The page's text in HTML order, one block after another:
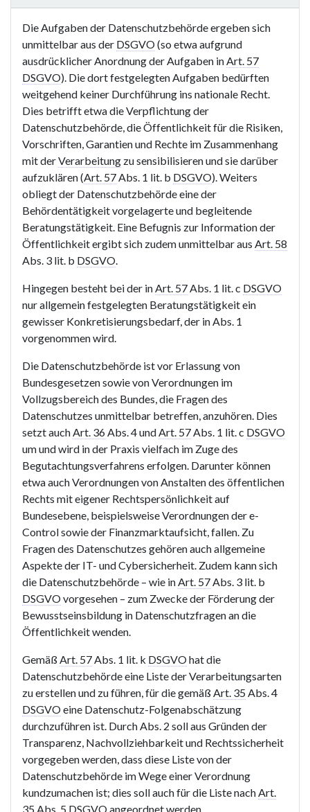
Die Aufgaben der Datenschutzbehörde ergeben sich
unmittelbar aus der DSGVO(so etwa aufgrund
ausdrücklicher Anordnung der Aufgaben inArt. 57
DSGVO). Die dort festgelegten Aufgaben bedürften
weitgehend keiner Durchführung ins nationale Recht.
Dies betrifft etwa die Verpflichtung der
Datenschutzbehörde, die Öffentlichkeit für die Risiken,
Vorschriften, Garantien und Rechte im Zusammenhang
mit derVerarbeitung zu sensibilisieren und sie darüber
aufzuklären (Art. 57Abs. 1 lit. b DSGVO). Weiters
obliegt der Datenschutzbehörde eine der
Behördentätigkeit vorgelagerte und begleitende
Beratungstätigkeit. Eine Befugnis zur Information der
Öffentlichkeit ergibt sich zudem unmittelbar aus Art. 58
Abs. 3 lit. b DSGVO.
Hingegen besteht bei der inArt. 57Abs. 1 lit. c DSGVO
nur allgemein festgelegten Beratungstätigkeit ein
gewisser Konkretisierungsbedarf, der in Abs. 1
vorgenommen wird.
Die Datenschutzbehörde ist vor Erlassung von
Bundesgesetzen sowie von Verordnungen im
Vollzugsbereich des Bundes, die Fragen des
Datenschutzes unmittelbar betreffen, anzuhören. Dies
setzt auchArt. 36Abs. 4 undArt. 57Abs. 1 lit. c DSGVO
um und wird in der Praxis vielfach im Zuge des
Begutachtungsverfahrens erfolgen. Darunter können
etwa auch Verordnungen von Anstalten des öffentlichen
Rechts mit eigener Rechtspersönlichkeit auf
Bundesebene, beispielsweise Verordnungen der e-
Control sowie der Finanzmarktaufsicht, fallen. Zu
Fragen des Datenschutzes gehören auch allgemeine
Aspekte der IT- und Cybersicherheit. Zudem kann sich
die Datenschutzbehörde – wie inArt. 57Abs. 3 lit. b
DSGVOvorgesehen – zum Zwecke der Förderung der
Bewusstseinsbildung in Datenschutzfragen an die
Öffentlichkeit wenden.
GemäßArt. 57Abs. 1 lit. k DSGVOhat die
Datenschutzbehörde eine Liste der Verarbeitungsarten
zu erstellen und zu führen, für die gemäßArt. 35Abs. 4
DSGVOeine Datenschutz-Folgenabschätzung
durchzuführen ist. Durch Abs. 2 soll aus Gründen der
Transparenz, Nachvollziehbarkeit und Rechtssicherheit
vorgegeben werden, dass diese Liste von der
Datenschutzbehörde im Wege einer Verordnung
kundzumachen ist; dies soll auch für die Liste nachArt.
35 Abs. 5 DSGVOangeordnet werden.